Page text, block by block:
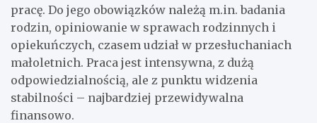
pracę. Do jego obowiązków należą m.in. badania
rodzin, opiniowanie w sprawach rodzinnych i
opiekuńczych, czasem udział w przesłuchaniach
małoletnich. Praca jest intensywna, z dużą
odpowiedzialnością, ale z punktu widzenia
stabilności – najbardziej przewidywalna
finansowo.